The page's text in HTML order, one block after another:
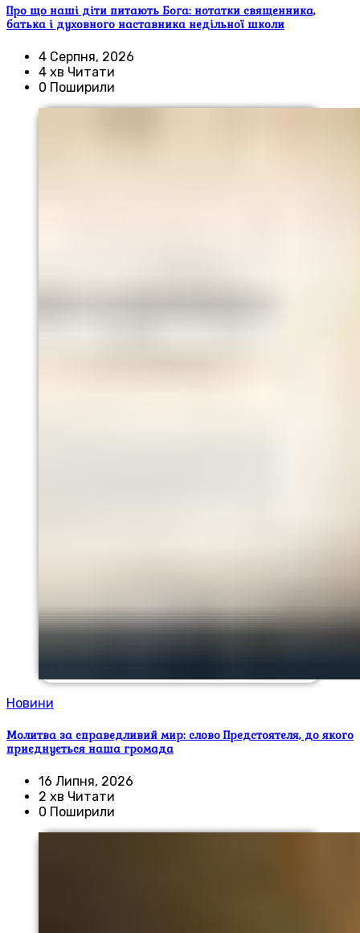
Про що наші діти питають Бога: нотатки священника,
батька і духовного наставника недільної школи
4 Серпня, 2026
4 хв Читати
0 Поширили
Новини
Молитва за справедливий мир: слово Предстоятеля, до якого
приєднується наша громада
16 Липня, 2026
2 хв Читати
0 Поширили